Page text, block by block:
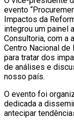
evento
Impactos da
integrou um painel
Consultoria, com a
Centro Nacional de
para tratar dos
de análises e
nosso país.
O evento foi
dedicada a
antecipar